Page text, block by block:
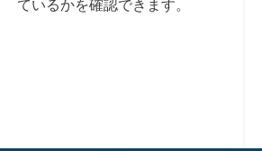
ているかを確認できます。